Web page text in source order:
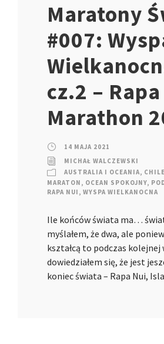
Maratony
#007:
cz.2 –
Marathon
14 MAJA 2021
MICHAŁ WALCZEWSKI
AUSTRALIA I OCEANIA, CHILE
MARATON , OCEAN SPOKOJNY,
RAPA NUI , WYSPA WIELKANOCNA
Ile końców świata ma…
myślałem, że dwa, ale
kształcą to podczas kolejnej
dowiedziałem się, że jest
koniec świata – Rapa Nui,